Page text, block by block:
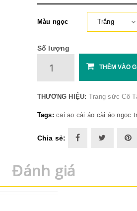
Màu ngọc
Số lượng
THÊM VÀO
THƯƠNG HIỆU: Trang sức Cô
Tags: cai ao cài áo cài áo ngọc
Chia sẻ:
Đánh giá